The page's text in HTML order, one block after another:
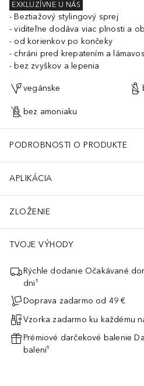
EXKLUZÍVNE U NÁS
Beztiažový stylingový sprej
viditeľne dodáva viac plnosti a
od korienkov po končeky
chráni pred krepatením a
bez zvyškov a lepenia
vegánske
bez amoniaku
PODROBNOSTI O PRODUKTE
APLIKÁCIA
ZLOŽENIE
TVOJE VÝHODY
Rýchle dodanie Očakávané
dni¹
Doprava zadarmo od 49 €
Vzorka zadarmo ku každému
Prémiové darčekové balenie
balení¹